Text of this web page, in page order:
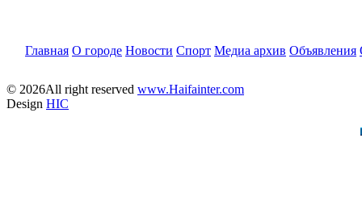
Главная О городе Новости Спорт Медиа архив Объявления
© 2026All right reserved www.Haifainter.com
Design HIC